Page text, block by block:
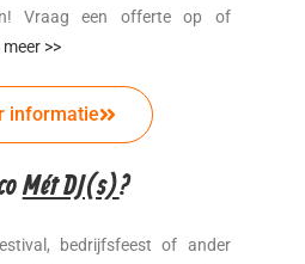
Vraag een offerte op of
meer >>
informatie
Mét DJ(s)?
bedrijfsfeest of ander